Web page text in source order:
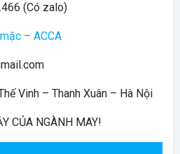
(Có zalo)
– ACCA
Vinh – Thanh Xuân – Hà Nội
CỦA NGÀNH MAY!